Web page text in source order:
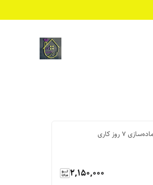
7 روز کاری
2,150,000